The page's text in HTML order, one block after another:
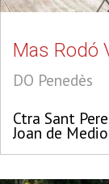
Mas Rodó
DO Penedès
Ctra Sant
Joan de